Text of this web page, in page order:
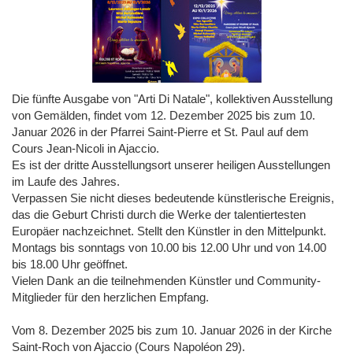
Die fünfte Ausgabe von "Arti Di Natale", kollektiven Ausstellung
von Gemälden, findet vom 12. Dezember 2025 bis zum 10.
Januar 2026 in der Pfarrei Saint-Pierre et St. Paul auf dem
Cours Jean-Nicoli in Ajaccio.
Es ist der dritte Ausstellungsort unserer heiligen Ausstellungen
im Laufe des Jahres.
Verpassen Sie nicht dieses bedeutende künstlerische Ereignis,
das die Geburt Christi durch die Werke der talentiertesten
Europäer nachzeichnet. Stellt den Künstler in den Mittelpunkt.
Montags bis sonntags von 10.00 bis 12.00 Uhr und von 14.00
bis 18.00 Uhr geöffnet.
Vielen Dank an die teilnehmenden Künstler und Community-
Mitglieder für den herzlichen Empfang.
Vom 8. Dezember 2025 bis zum 10. Januar 2026 in der Kirche
Saint-Roch von Ajaccio (Cours Napoléon 29).